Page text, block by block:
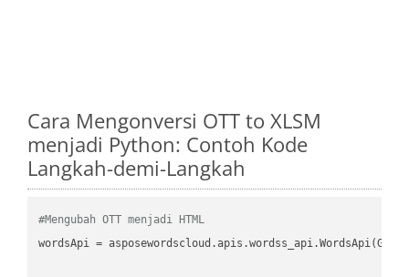
Cara Mengonversi OTT to XLSM
menjadi Python: Contoh Kode
Langkah-demi-Langkah
#Mengubah OTT menjadi HTML
wordsApi =